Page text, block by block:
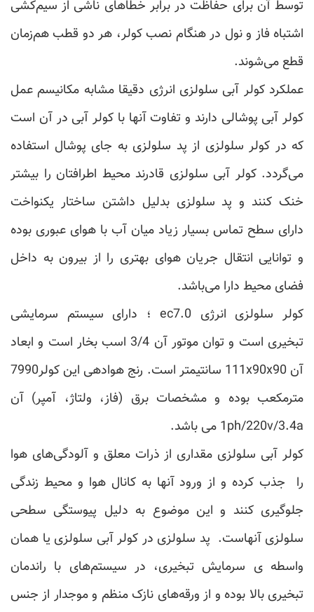
توسط آن برای حفاظت در برابر خطاهای ناشی از سیم‌کشی
اشتباه فاز و نول در هنگام نصب کولر، هر دو قطب هم‌زمان
قطع می‌شوند.
عملکرد کولر آبی سلولزی انرژی دقیقا مشابه مکانیسم عمل
کولر آبی پوشالی دارند و تفاوت آنها با کولر آبی در آن است
که در کولر سلولزی از پد سلولزی به جای پوشال استفاده
می‌گردد. کولر آبی سلولزی قادرند محیط اطرافتان را بیشتر
خنک کنند و پد سلولزی بدلیل داشتن ساختار یکنواخت
دارای سطح تماس بسیار زیاد میان آب با هوای عبوری بوده
و توانایی انتقال جریان هوای بهتری را از بیرون به داخل
فضای محیط دارا می‌باشد.
کولر سلولزی انرژی ec7.0 ؛ دارای سیستم سرمایشی
تبخیری است و توان موتور آن 3/4 اسب بخار است و ابعاد
آن 111x90x90 سانتیمتر است. رنج هوادهی این کولر7990
مترمکعب بوده و مشخصات برق (فاز، ولتاژ، آمپر) آن
1ph/220v/3.4a می باشد.
کولر آبی سلولزی مقداری از ذرات معلق و آلودگی‌های هوا
را جذب کرده و از ورود آنها به کانال هوا و محیط زندگی
جلوگیری کنند و این موضوع به دلیل پیوستگی سطحی
سلولزی آنهاست. پد سلولزی در کولر آبی سلولزی یا همان
واسطه ی سرمایش تبخیری، در سیستم‌های با راندمان
تبخیری بالا بوده و از ورقه‌های نازک منظم و موجدار از جنس